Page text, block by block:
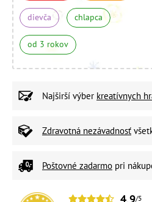
dievča chlapca
od 3 rokov
Najširší výber kreatívnych
Zdravotná nezávadnosť
Poštovné zadarmo pri
4,9/5